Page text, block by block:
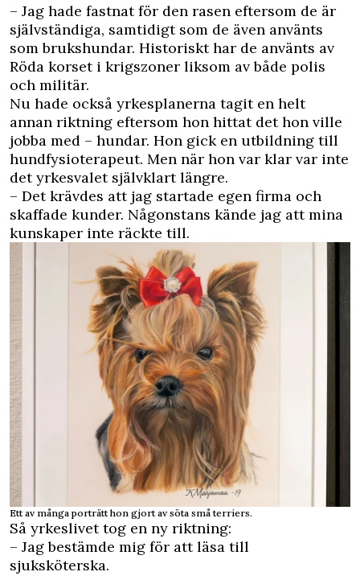
– Jag hade fastnat för den rasen eftersom de är
självständiga, samtidigt som de även använts
som brukshundar. Historiskt har de använts av
Röda korset i krigszoner liksom av både polis
och militär.
Nu hade också yrkesplanerna tagit en helt
annan riktning eftersom hon hittat det hon ville
jobba med – hundar. Hon gick en utbildning till
hundfysioterapeut. Men när hon var klar var inte
det yrkesvalet självklart längre.
– Det krävdes att jag startade egen firma och
skaffade kunder. Någonstans kände jag att mina
kunskaper inte räckte till.
Ett av många porträtt hon gjort av söta små terriers.
Så yrkeslivet tog en ny riktning:
– Jag bestämde mig för att läsa till
sjuksköterska.